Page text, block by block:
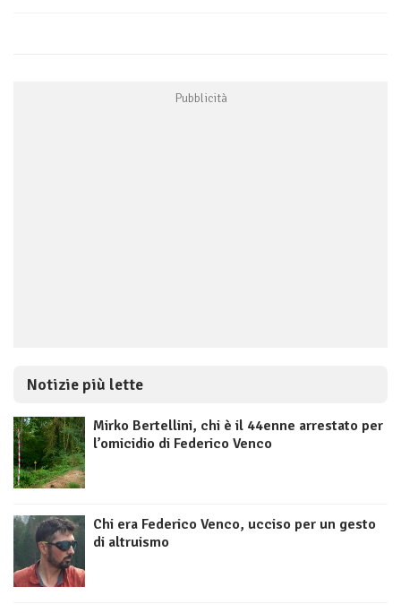
Notizie più lette
Mirko Bertellini, chi è il 44enne arrestato per
l’omicidio di Federico Venco
Chi era Federico Venco, ucciso per un gesto
di altruismo